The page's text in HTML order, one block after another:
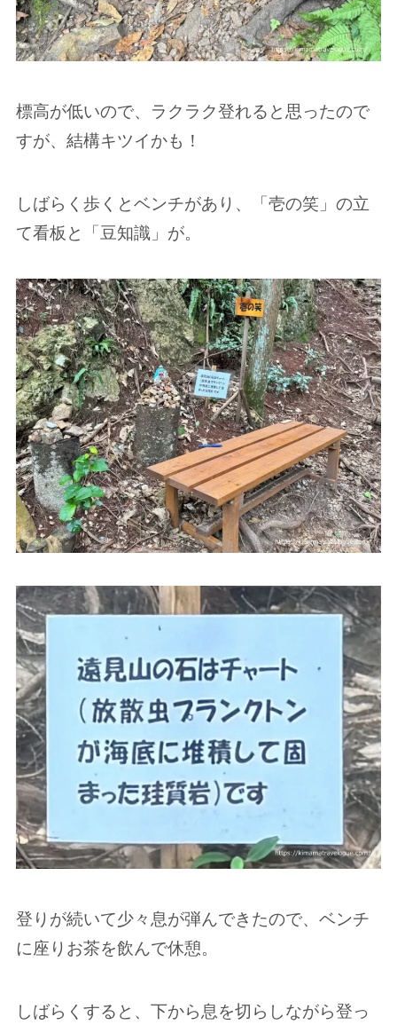
標高が低いので、ラクラク登れると思ったので
すが、結構キツイかも！
しばらく歩くとベンチがあり、「壱の笑」の立
て看板と「豆知識」が。
登りが続いて少々息が弾んできたので、ベンチ
に座りお茶を飲んで休憩。
しばらくすると、下から息を切らしながら登っ